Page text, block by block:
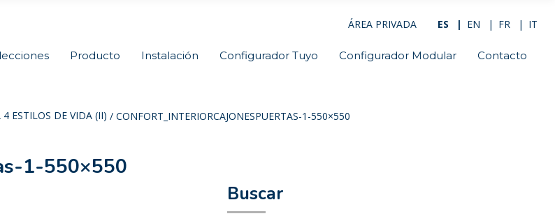
ÁREA PRIVADA ES EN FR IT
Producto Instalación Configurador Tuyo Configurador Modular Contacto
ESTILOS DE VIDA (II) / CONFORT_INTERIORCAJONESPUERTAS-1-550×550
1-550×550
Buscar